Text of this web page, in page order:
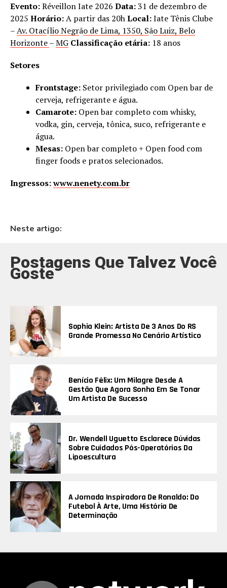
Evento:Réveillon Iate 2026 Data:31 de dezembro de
2025 Horário:A partir das 20hLocal:Iate Tênis Clube
–Av. Otacílio Negrão de Lima, 1350, São Luiz, Belo
Horizonte–MG Classificação etária: 18 anos
Setores
Frontstage: Setor privilegiado com Open bar de
cerveja, refrigerante e água.
Camarote: Open bar completo com whisky,
vodka, gin, cerveja, tônica, suco, refrigerante e
água.
Mesas: Open bar completo + Open food com
finger foods e pratos selecionados.
Ingressos:www.nenety.com.br
Neste artigo:
Postagens Que Talvez Você
Goste
Sophia Klein: Artista De 3 Anos Do RS
Grande Promessa No Cenário Artístico
Benício Félix: Um Milagre Desde A
Gestão Que Agora Sonha Em Se Tonar
Um Artista De Sucesso
Dr. Wendell Uguetto Esclarece Dúvidas
Sobre Cuidados Pós-Operatórios Da
Lipoescultura
A Jornada Inspiradora De Ronaldo: Do
Futebol À Arte, Uma História De
Determinação